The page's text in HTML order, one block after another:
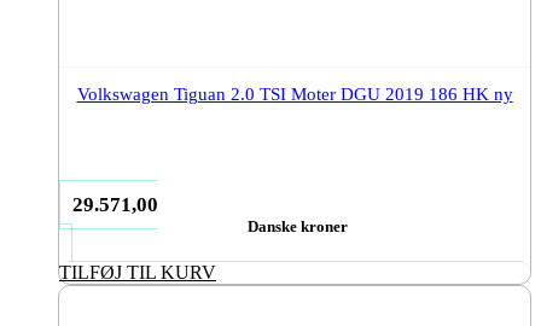
Volkswagen Tiguan 2.0 TSI Moter DGU 2019 186 HK ny
29.571,00
Danske kroner
TILFØJ TIL KURV